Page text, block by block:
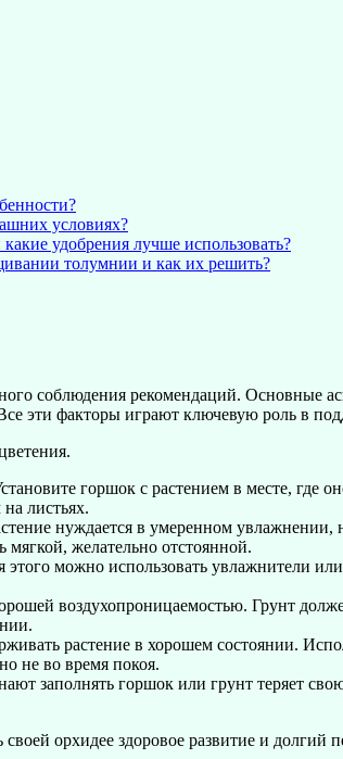
условиях?
удобрения лучше использовать?
толумнии и как их решить?
соблюдения рекомендаций. Основные
эти факторы играют ключевую роль в
горшок с растением в месте, где
листьях.
нуждается в умеренном
мягкой, желательно отстоянной.
можно использовать увлажнители
воздухопроницаемостью. Грунт
растение в хорошем состоянии.
не во время покоя.
заполнять горшок или грунт теряет
орхидее здоровое развитие и